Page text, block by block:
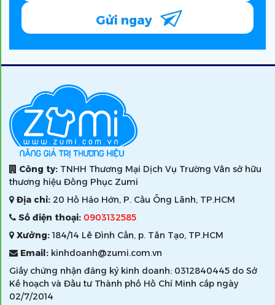
Gửi ngay
Công ty: TNHH Thương Mại Dịch Vụ Trường Vân sở hữu
thương hiệu Đồng Phục Zumi
Địa chỉ: 20 Hồ Hảo Hớn, P. Cầu Ông Lãnh, TP.HCM
Số điện thoại: 0903132585
Xưởng:184/14 Lê Đình Cẩn, p. Tân Tạo, TP.HCM
Email: kinhdoanh@zumi.com.vn
Giấy chứng nhận đăng ký kinh doanh: 0312840445 do Sở
Kế hoạch và Đầu tư Thành phố Hồ Chí Minh cấp ngày
02/7/2014